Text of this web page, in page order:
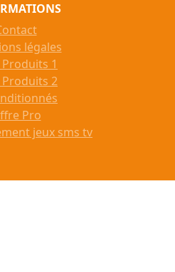
légales
Produits 1
Produits 2
Pro
jeux sms tv